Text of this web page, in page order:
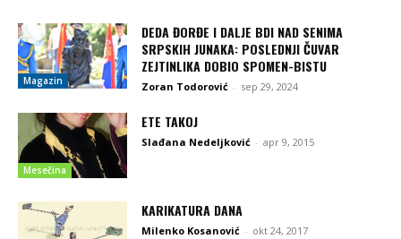
Magazin
DEDA ĐORĐE I DALJE BDI NAD SENIMA
SRPSKIH JUNAKA: POSLEDNJI ČUVAR
ZEJTINLIKA DOBIO SPOMEN-BISTU
Zoran Todorović - sep 29, 2024
Mesečina
ЕТЕ ТАКОЈ
Slađana Nedeljković - apr 9, 2015
KARIKATURA DANA
Milenko Kosanović - okt 24, 2017